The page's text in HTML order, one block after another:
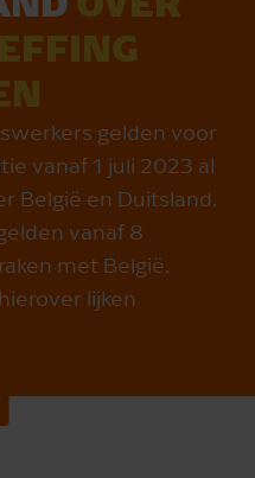
gelden voor
vanaf 1 juli 2023 al
België en Duitsland.
vanaf 8
met België.
lijken